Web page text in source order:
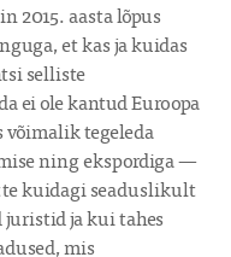
2015. aasta lõpus
et kas ja kuidas
selliste
ei ole kantud Euroopa
tegeleda
ning ekspordiga —
kuidagi seaduslikult
ja kui tahes
mis